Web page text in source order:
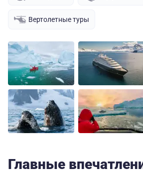
Вертолетные туры
Главные